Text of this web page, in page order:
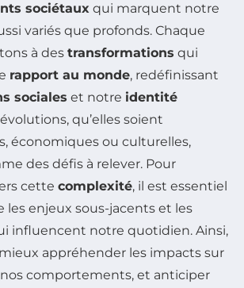
sociétaux qui marquent notre
variés que profonds. Chaque
à des transformations qui
rapport au monde, redéfinissant
sociales et notre identité
évolutions, qu’elles soient
économiques ou culturelles,
des défis à relever. Pour
cette complexité, il est essentiel
les enjeux sous-jacents et les
influencent notre quotidien. Ainsi,
appréhender les impacts sur
comportements, et anticiper